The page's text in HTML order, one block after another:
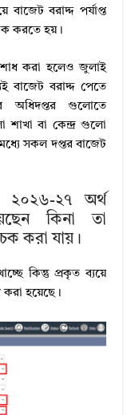
বরাদ্দ পর্যাপ্ত
করতে হয়।
করা হলেও জুলাই
বাজেট বরাদ্দ পেতে
অধিদপ্তর গুলোতে
শাখা বা কেন্দ্র গুলো
সকল দপ্তর বাজেট
২০২৬-২৭ অর্থ
কিনা তা
করা যায়।
কিন্তু প্রকৃত ব্যয়ে
হয়েছে।